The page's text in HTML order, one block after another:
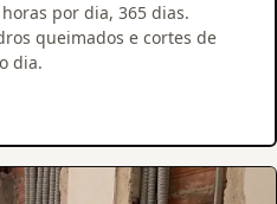
por dia, 365 dias.
queimados e cortes de
dia.